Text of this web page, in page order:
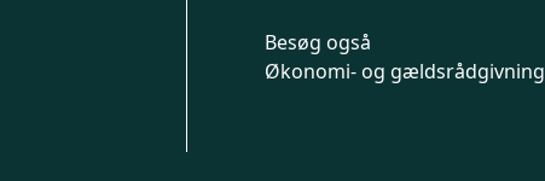
Besøg også
Økonomi- og gældsrådgivning